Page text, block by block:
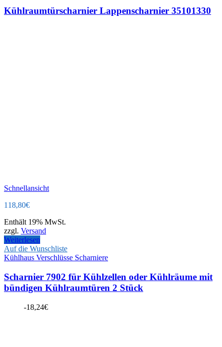
Kühlraumtürscharnier Lappenscharnier 35101330
Schnellansicht
118,80€
Enthält 19% MwSt.
zzgl. Versand
Weiterlesen
Auf die Wunschliste
Kühlhaus Verschlüsse Scharniere
Scharnier 7902 für Kühlzellen oder Kühlräume mit
bündigen Kühlraumtüren 2 Stück
-18,24€